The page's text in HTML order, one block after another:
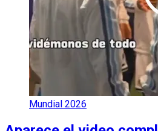
Mundial 2026